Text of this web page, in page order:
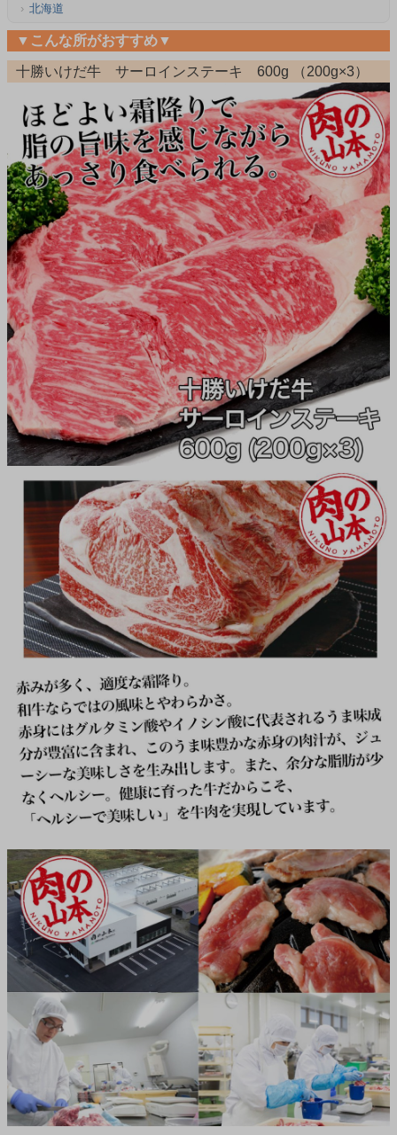
北海道
▼こんな所がおすすめ▼
十勝いけだ牛 サーロインステーキ 600g （200g×3）